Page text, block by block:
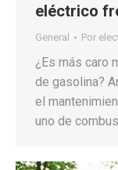
eléctrico
General Por
¿Es más caro
de gasolina?
el
uno de